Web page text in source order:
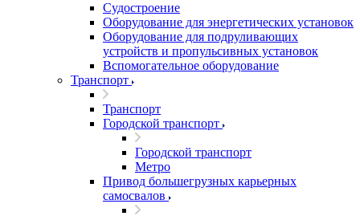
Судостроение
Оборудование для энергетических установок
Оборудование для подруливающих
устройств и пропульсивных установок
Вспомогательное оборудование
Транспорт
Транспорт
Городской транспорт
Городской транспорт
Метро
Привод большегрузных карьерных
самосвалов